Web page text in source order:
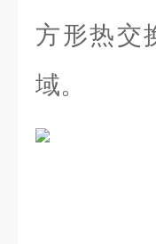
方形热交
域。